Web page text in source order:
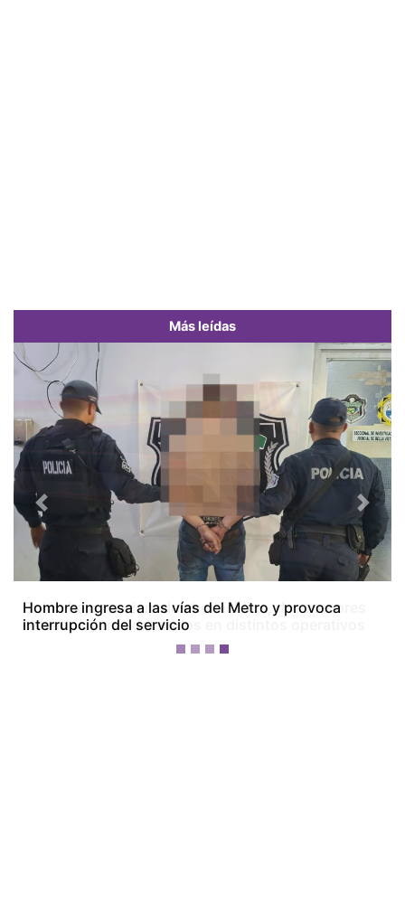
Más leídas
Colón bajo tensión: dos homicidios, dos menores
baleados y tres detenidos en distintos operativos
Previous Next